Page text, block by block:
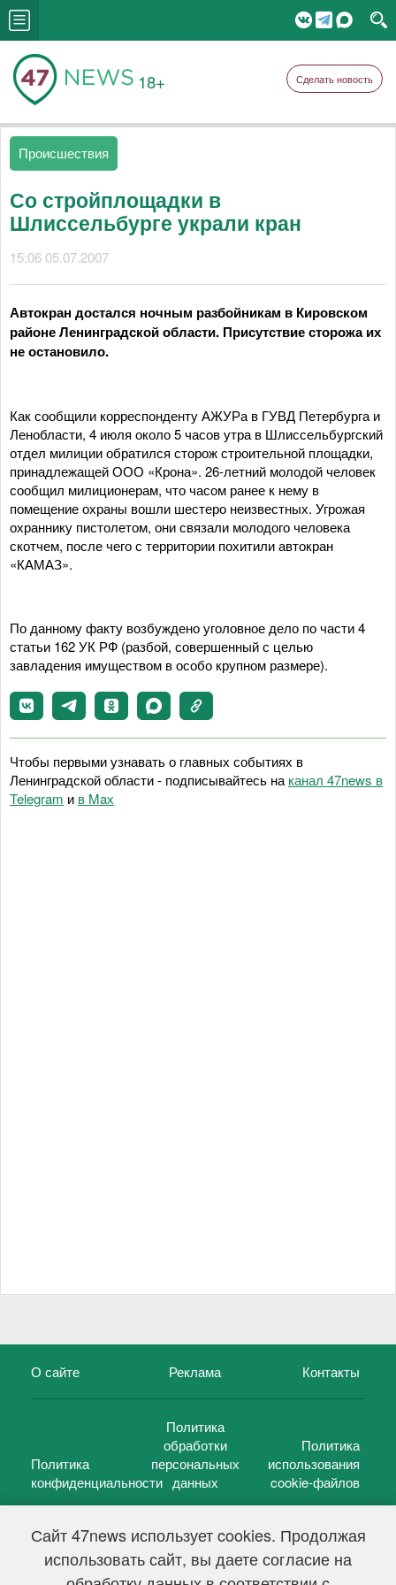
Сайт 47news использует cookies. Продолжая
использовать сайт, вы даете согласие на
18+ Сделать новость
Происшествия
Со стройплощадки в
Шлиссельбурге украли кран
15:06 05.07.2007
Автокран достался ночным разбойникам в Кировском
районе Ленинградской области. Присутствие сторожа их
не остановило.
Как сообщили корреспонденту АЖУРа в ГУВД Петербурга и
Ленобласти, 4 июля около 5 часов утра в Шлиссельбургский
отдел милиции обратился сторож строительной площадки,
принадлежащей ООО «Крона». 26-летний молодой человек
сообщил милиционерам, что часом ранее к нему в
помещение охраны вошли шестеро неизвестных. Угрожая
охраннику пистолетом, они связали молодого человека
скотчем, после чего с территории похитили автокран
«КАМАЗ».
По данному факту возбуждено уголовное дело по части 4
статьи 162 УК РФ (разбой, совершенный с целью
завладения имуществом в особо крупном размере).
Чтобы первыми узнавать о главных событиях в
Ленинградской области - подписывайтесь на канал 47news в
Telegram и в Maх
О сайте Реклама Контакты
Политика
конфиденциальности
Политика
обработки
персональных
данных
Политика
использования
cookie-файлов
47 новостей (47 news)2005 — 2026 г.